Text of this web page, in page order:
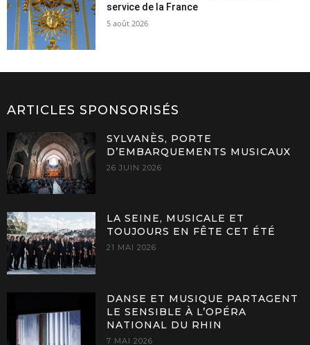
service de la France
5 août 2026
ARTICLES SPONSORISÉS
SYLVANÈS, PORTE
D’EMBARQUEMENTS MUSICAUX
26 JUIN 2026
LA SEINE, MUSICALE ET
TOUJOURS EN FÊTE CET ÉTÉ
21 MAI 2026
DANSE ET MUSIQUE PARTAGENT
LE SENSIBLE À L’OPÉRA
NATIONAL DU RHIN
7 MAI 2026